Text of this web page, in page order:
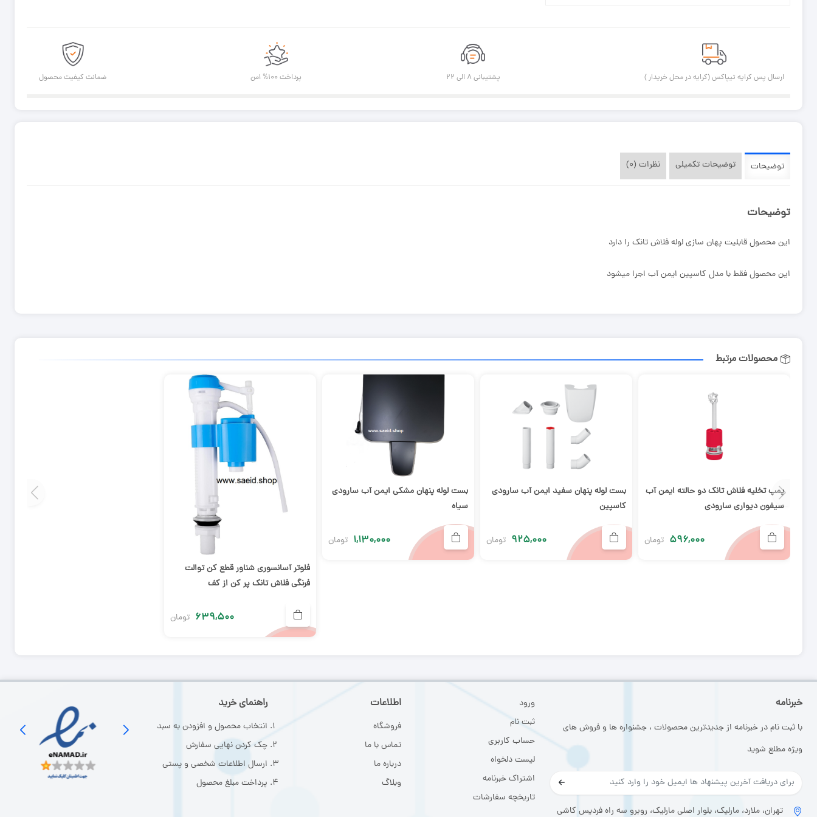
ارسال پس کرایه تیپاکس (کرایه در محل خریدار ) پشتیبانی ۸ الی ۲۲ پرداخت ۱۰۰% امن ضمانت کیفیت محصول
توضیحات توضیحات تکمیلی نظرات (۰)
توضیحات
این محصول قابلیت پهان سازی لوله فلاش تانک را دارد
این محصول فقط با مدل کاسپین ایمن آب اجرا میشود
محصولات مرتبط
پمپ تخلیه فلاش تانک دو حالته ایمن آب
سیفون دیواری سارودی
۵۹۶,۰۰۰ تومان
بست لوله پنهان سفید ایمن آب سارودی
کاسپین
۹۲۵,۰۰۰ تومان
بست لوله پنهان مشکی ایمن آب سارودی
سیاه
۱,۱۳۰,۰۰۰ تومان
فلوتر آسانسوری شناور قطع کن توالت
فرنگی فلاش تانک پر کن از کف
۶۳۹,۵۰۰ تومان
خبرنامه
با ثبت نام در خبرنامه از جدیدترین محصولات ، جشنواره ها و فروش های
ویژه مطلع شوید
تهران، ملارد، مارلیک، بلوار اصلی مارلیک، روبرو سه راه فردیس کاشی
ورود
ثبت نام
حساب کاربری
لیست دلخواه
اشتراک خبرنامه
تاریخچه سفارشات
اطلاعات
فروشگاه
تماس با ما
درباره ما
وبلاگ
راهنمای خرید
انتخاب محصول و افزودن به سبد
چک کردن نهایی سفارش
ارسال اطلاعات شخصی و پستی
پرداخت مبلغ محصول